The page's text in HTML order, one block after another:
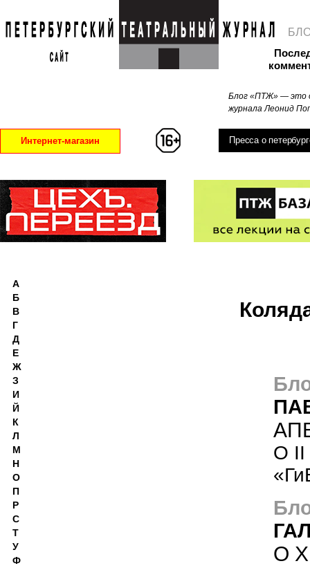
Блог «ПТЖ» — это
журнала Леонид
Интернет-магазин Пресса о
О II
О
А
Б
В
Г
Д
Е
Ж
З
И
Й
К
Л
М
Н
О
П
Р
С
Т
У
Ф